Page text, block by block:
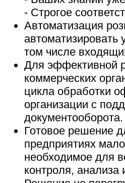
- Строгое
Автоматизация
автоматизировать
том числе
Для эффективной
коммерческих
цикла обработки
организации с
документооборота.
Готовое решение
предприятиях
необходимое для
контроля,